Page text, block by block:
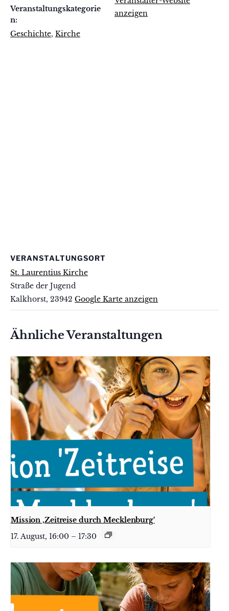
Veranstaltungskategorie
n:
Geschichte, Kirche
anzeigen
VERANSTALTUNGSORT
St. Laurentius Kirche
Straße der Jugend
Kalkhorst, 23942 Google Karte anzeigen
Ähnliche Veranstaltungen
Mission ‚Zeitreise durch Mecklenburg‘
17. August, 16:00 – 17:30